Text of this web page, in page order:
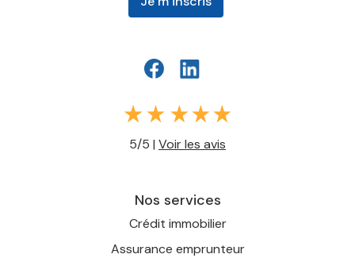
5/5 | Voir les avis
Nos services
Crédit immobilier
Assurance emprunteur